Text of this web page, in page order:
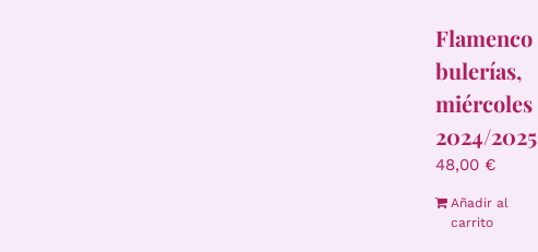
Flamenco
bulerías,
miércoles
2024/2025
48,00 €
Añadir al
carrito